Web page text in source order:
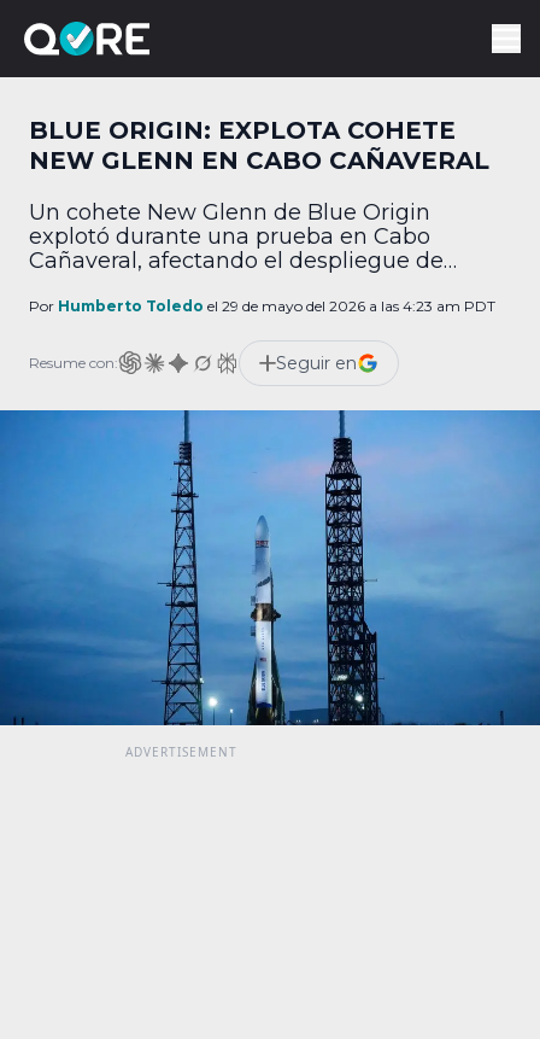
BLUE ORIGIN: EXPLOTA COHETE
NEW GLENN EN CABO CAÑAVERAL
Un cohete New Glenn de Blue Origin
explotó durante una prueba en Cabo
Cañaveral, afectando el despliegue de
Por Humberto Toledo el 29 de mayo del 2026 a las 4:23 am PDT
Resume con: Seguir en